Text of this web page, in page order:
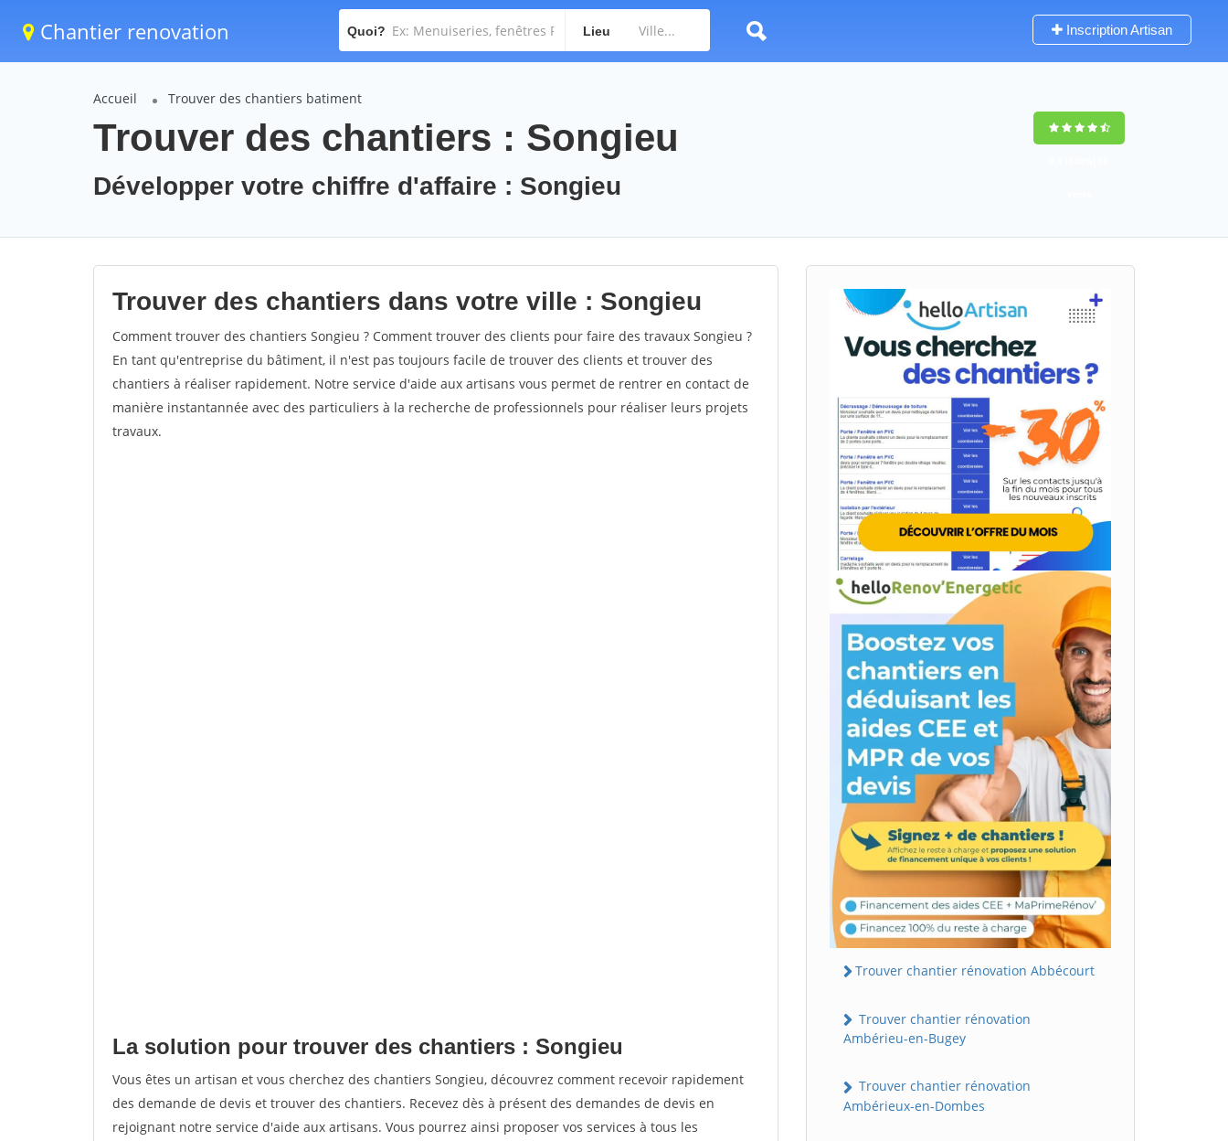
Chantier renovation Quoi? Lieu Inscription Artisan
Accueil Trouver des chantiers batiment
Trouver des chantiers : Songieu
Développer votre chiffre d'affaire : Songieu
Trouver des chantiers dans votre ville : Songieu
Comment trouver des chantiers Songieu ? Comment trouver des clients pour faire des travaux Songieu ?
En tant qu'entreprise du bâtiment, il n'est pas toujours facile de trouver des clients et trouver des
chantiers à réaliser rapidement. Notre service d'aide aux artisans vous permet de rentrer en contact de
manière instantannée avec des particuliers à la recherche de professionnels pour réaliser leurs projets
travaux.
La solution pour trouver des chantiers : Songieu
Vous êtes un artisan et vous cherchez des chantiers Songieu, découvrez comment recevoir rapidement
des demande de devis et trouver des chantiers. Recevez dès à présent des demandes de devis en
rejoignant notre service d'aide aux artisans. Vous pourrez ainsi proposer vos services à tous les
Trouver chantier rénovation Abbécourt
Trouver chantier rénovation
Ambérieu-en-Bugey
Trouver chantier rénovation
Ambérieux-en-Dombes